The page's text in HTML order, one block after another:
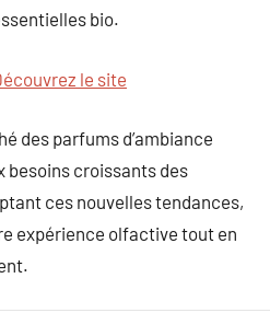
bio.
le site
des parfums d’ambiance
besoins croissants des
ces nouvelles tendances,
expérience olfactive tout en